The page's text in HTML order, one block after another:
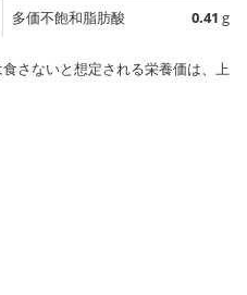
多価不飽和脂肪酸
0.41 g
さないと想定される栄養価は、上